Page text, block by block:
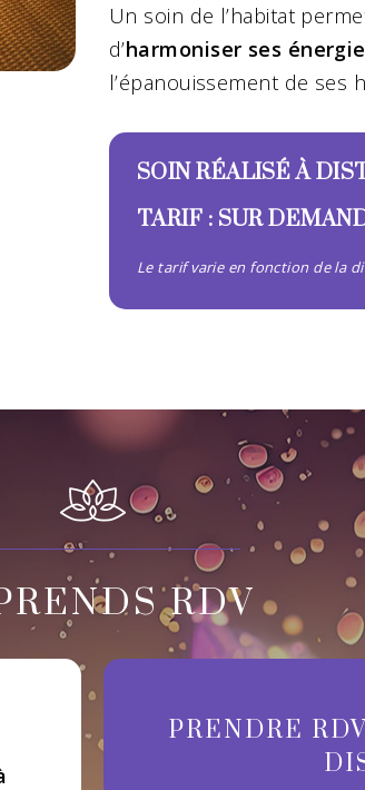
Un soin de l’habitat
d’harmoniser ses
l’épanouissement de ses
SOIN RÉALISÉ À
TARIF : SUR
Le tarif varie en fonction de la
RDV
PRENDRE